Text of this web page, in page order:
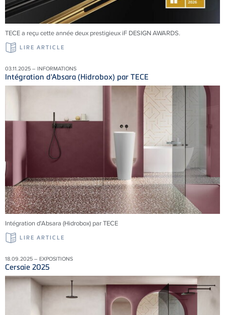
TECE a reçu cette année deux prestigieux iF DESIGN AWARDS.
LIRE ARTICLE
03.11.2025 – INFORMATIONS
Intégration d'Absara (Hidrobox) par TECE
Intégration d'Absara (Hidrobox) par TECE
LIRE ARTICLE
18.09.2025 – EXPOSITIONS
Cersaie 2025